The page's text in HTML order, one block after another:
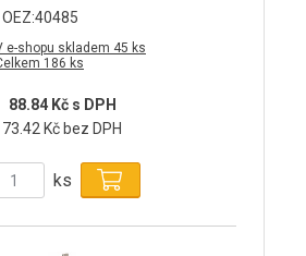
OEZ:40485
e-shopu skladem 45 ks
186 ks
88.84 Kč s DPH
73.42 Kč bez DPH
ks